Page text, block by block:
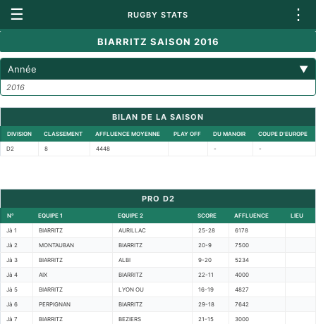
☰ RUGBY STATS ⋮
BIARRITZ SAISON 2016
Année ▼
2016
BILAN DE LA SAISON
DIVISION CLASSEMENT AFFLUENCE MOYENNE PLAY OFF DU MANOIR COUPE D'EUROPE
D2 8 4448 - -
PRO D2
N° EQUIPE 1 EQUIPE 2 SCORE AFFLUENCE LIEU
Jà 1 BIARRITZ AURILLAC 25-28 6178
Jà 2 MONTAUBAN BIARRITZ 20-9 7500
Jà 3 BIARRITZ ALBI 9-20 5234
Jà 4 AIX BIARRITZ 22-11 4000
Jà 5 BIARRITZ LYON OU 16-19 4827
Jà 6 PERPIGNAN BIARRITZ 29-18 7642
Jà 7 BIARRITZ BEZIERS 21-15 3000